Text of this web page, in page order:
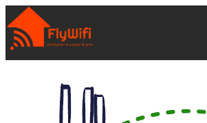
Интернет на дачу
Интернет в частный дом
Интернет в деревню